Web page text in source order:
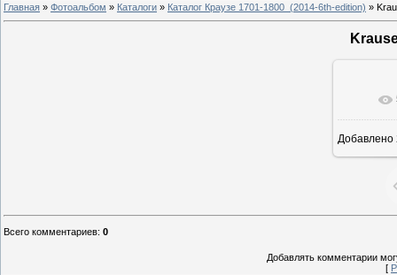
Главная » Фотоальбом » Каталоги » Каталог Краузе 1701-1800_(2014-6th-edition) »
Добавлено
Всего комментариев: 0
Добавлять комментарии
[